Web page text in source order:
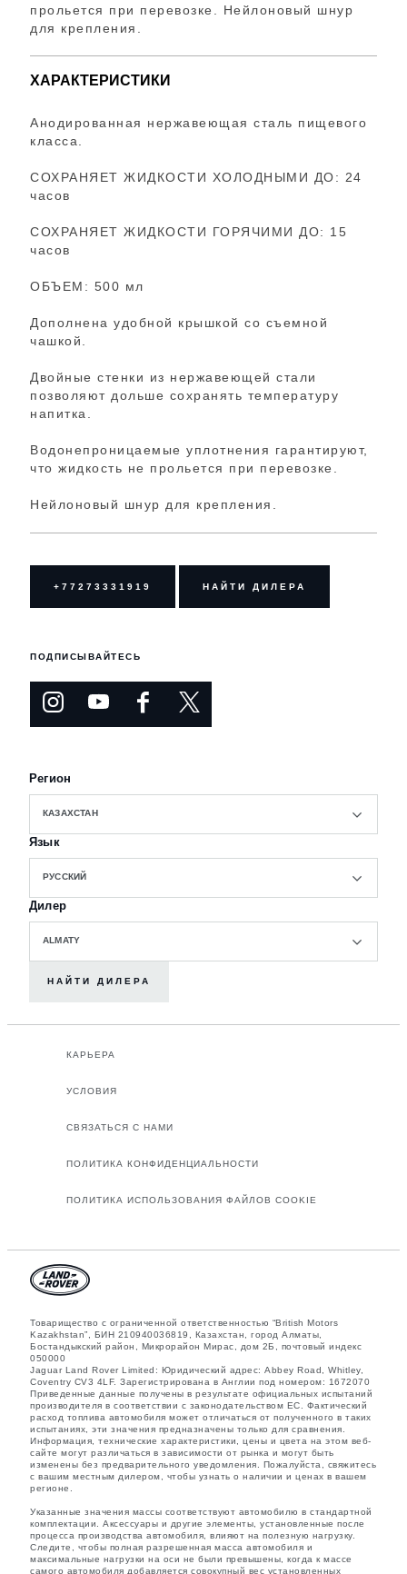
прольется при перевозке. Нейлоновый шнур
для крепления.
ХАРАКТЕРИСТИКИ
Анодированная нержавеющая сталь пищевого
класса.
СОХРАНЯЕТ ЖИДКОСТИ ХОЛОДНЫМИ ДО: 24
часов
СОХРАНЯЕТ ЖИДКОСТИ ГОРЯЧИМИ ДО: 15
часов
ОБЪЕМ: 500 мл
Дополнена удобной крышкой со съемной
чашкой.
Двойные стенки из нержавеющей стали
позволяют дольше сохранять температуру
напитка.
Водонепроницаемые уплотнения гарантируют,
что жидкость не прольется при перевозке.
Нейлоновый шнур для крепления.
+77273331919 НАЙТИ ДИЛЕРА
ПОДПИСЫВАЙТЕСЬ
Регион
КАЗАХСТАН
Язык
РУССКИЙ
Дилер
ALMATY
НАЙТИ ДИЛЕРА
КАРЬЕРА
УСЛОВИЯ
СВЯЗАТЬСЯ С НАМИ
ПОЛИТИКА КОНФИДЕНЦИАЛЬНОСТИ
ПОЛИТИКА ИСПОЛЬЗОВАНИЯ ФАЙЛОВ COOKIE
Товарищество с ограниченной ответственностью “British Motors
Kazakhstan”, БИН 210940036819, Казахстан, город Алматы,
Бостандыкский район, Микрорайон Мирас, дом 2Б, почтовый индекс
050000
Jaguar Land Rover Limited: Юридический адрес: Abbey Road, Whitley,
Coventry CV3 4LF. Зарегистрирована в Англии под номером: 1672070
Приведенные данные получены в результате официальных испытаний
производителя в соответствии с законодательством ЕС. Фактический
расход топлива автомобиля может отличаться от полученного в таких
испытаниях, эти значения предназначены только для сравнения.
Информация, технические характеристики, цены и цвета на этом веб-
сайте могут различаться в зависимости от рынка и могут быть
изменены без предварительного уведомления. Пожалуйста, свяжитесь
с вашим местным дилером, чтобы узнать о наличии и ценах в вашем
регионе.
Указанные значения массы соответствуют автомобилю в стандартной
комплектации. Аксессуары и другие элементы, установленные после
процесса производства автомобиля, влияют на полезную нагрузку.
Следите, чтобы полная разрешенная масса автомобиля и
максимальные нагрузки на оси не были превышены, когда к массе
самого автомобиля добавляется совокупный вес установленных